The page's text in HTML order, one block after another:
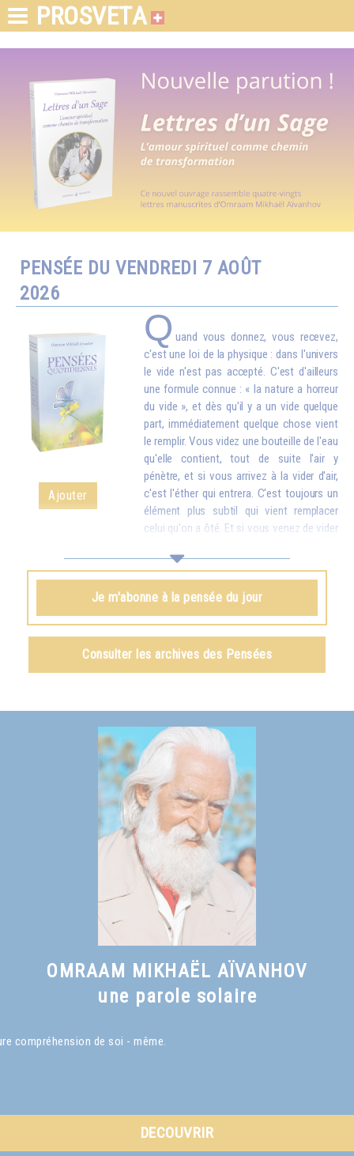
PROSVETA
PENSÉE DU VENDREDI 7 AOÛT
2026
Ajouter
Q uand vous donnez, vous recevez,
c'est une loi de la physique : dans l'univers
le vide n'est pas accepté. C'est d'ailleurs
une formule connue : « la nature a horreur
du vide », et dès qu'il y a un vide quelque
part, immédiatement quelque chose vient
le remplir. Vous videz une bouteille de l'eau
qu'elle contient, tout de suite l'air y
pénètre, et si vous arrivez à la vider d'air,
c'est l'éther qui entrera. C'est toujours un
élément plus subtil qui vient remplacer
celui qu'on a ôté. Et si vous venez de vider
les créatures, quelque chose d'en haut arrive tout de suite pour vous
remplir.
Omraam Mikhaël Aïvanhov
Voir le livreCréation artistique et création spirituelle,
Je m'abonne à la pensée du jour
Consulter les archives des Pensées
OMRAAM MIKHAËL AÏVANHOV
une parole solaire
compréhension de soi - même.
DECOUVRIR